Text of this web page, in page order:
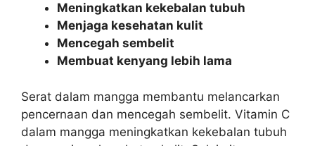
Meningkatkan kekebalan tubuh
Menjaga kesehatan kulit
Mencegah sembelit
Membuat kenyang lebih lama
Serat dalam mangga membantu melancarkan
pencernaan dan mencegah sembelit. Vitamin C
dalam mangga meningkatkan kekebalan tubuh